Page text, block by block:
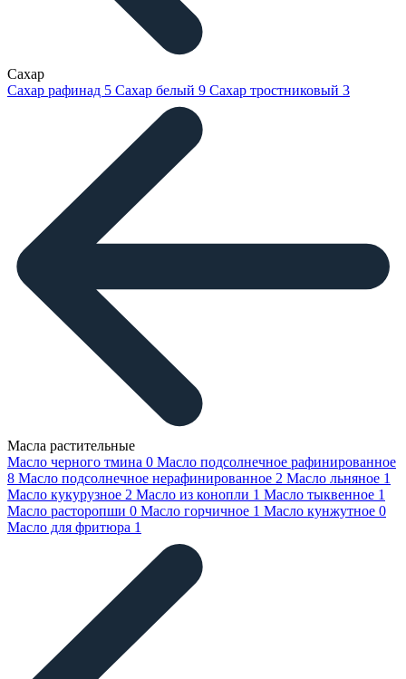
Сахар
Сахар рафинад 5 Сахар белый 9 Сахар тростниковый 3
Масла растительные
Масло черного тмина 0 Масло подсолнечное рафинированное
8 Масло подсолнечное нерафинированное 2 Масло льняное 1
Масло кукурузное 2 Масло из конопли 1 Масло тыквенное 1
Масло расторопши 0 Масло горчичное 1 Масло кунжутное 0
Масло для фритюра 1